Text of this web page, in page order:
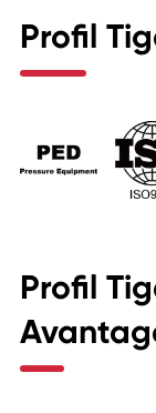
Profil
Profil